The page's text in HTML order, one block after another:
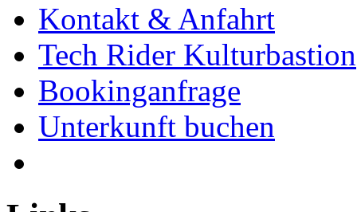
Kontakt & Anfahrt
Tech Rider Kulturbastion
Bookinganfrage
Unterkunft buchen